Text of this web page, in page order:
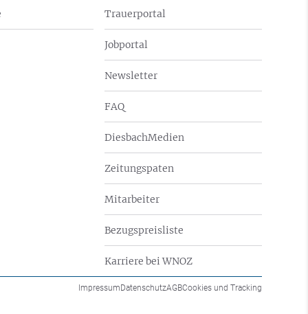
Trauerportal
Jobportal
Newsletter
FAQ
DiesbachMedien
Zeitungspaten
Mitarbeiter
Bezugspreisliste
Karriere bei WNOZ
ImpressumDatenschutzAGBCookies und Tracking